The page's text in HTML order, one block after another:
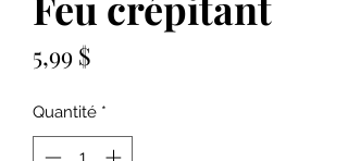
5,99 $
Quantité *